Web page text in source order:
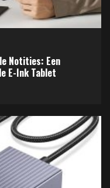
Notities: Een
E-Ink Tablet